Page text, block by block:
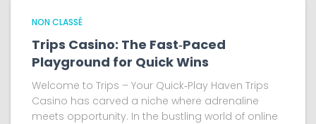
NON CLASSÉ
Trips Casino: The Fast‑Paced
Playground for Quick Wins
Welcome to Trips – Your Quick‑Play Haven Trips
Casino has carved a niche where adrenaline
meets opportunity. In the bustling world of online